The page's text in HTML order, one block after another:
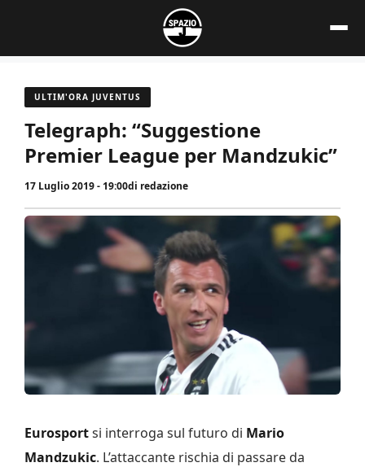
contenuto
ULTIM'ORA JUVENTUS
Telegraph: “Suggestione
Premier League per Mandzukic”
17 Luglio 2019 - 19:00di redazione
Eurosportsi interroga sul futuro di Mario
Mandzukic. L’attaccante rischia di passare da